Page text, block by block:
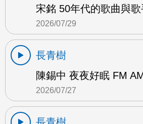
宋銘 50年代的歌曲與
2026/07/29
長青樹
陳錫中 夜夜好眠 FM
2026/07/27